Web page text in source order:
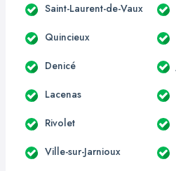
Saint-Laurent-de-Vaux
Quincieux
Denicé
Lacenas
Rivolet
Ville-sur-Jarnioux